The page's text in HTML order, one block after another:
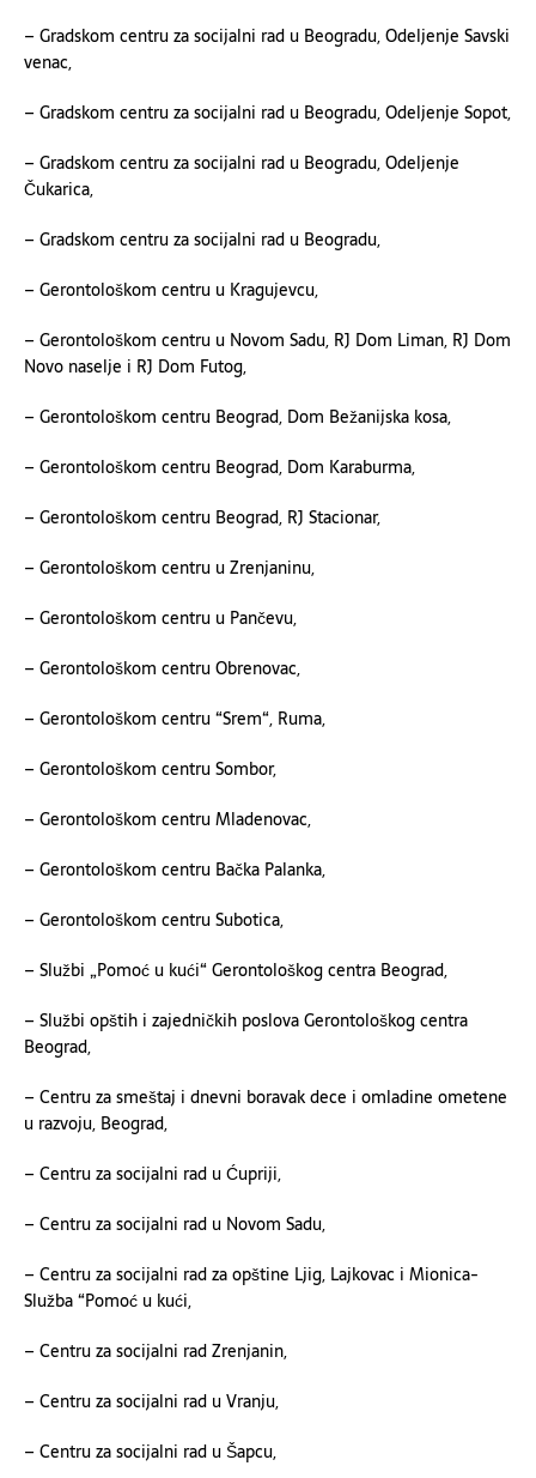
– Gradskom centru za socijalni rad u Beogradu, Odeljenje Savski
venac,
– Gradskom centru za socijalni rad u Beogradu, Odeljenje Sopot,
– Gradskom centru za socijalni rad u Beogradu, Odeljenje
Čukarica,
– Gradskom centru za socijalni rad u Beogradu,
– Gerontološkom centru u Kragujevcu,
– Gerontološkom centru u Novom Sadu, RJ Dom Liman, RJ Dom
Novo naselje i RJ Dom Futog,
– Gerontološkom centru Beograd, Dom Bežanijska kosa,
– Gerontološkom centru Beograd, Dom Karaburma,
– Gerontološkom centru Beograd, RJ Stacionar,
– Gerontološkom centru u Zrenjaninu,
– Gerontološkom centru u Pančevu,
– Gerontološkom centru Obrenovac,
– Gerontološkom centru “Srem“, Ruma,
– Gerontološkom centru Sombor,
– Gerontološkom centru Mladenovac,
– Gerontološkom centru Bačka Palanka,
– Gerontološkom centru Subotica,
– Službi „Pomoć u kući“Gerontološkog centra Beograd,
– Službi opštih i zajedničkih poslova Gerontološkog centra
Beograd,
– Centru za smeštaj i dnevni boravak dece i omladine ometene
u razvoju, Beograd,
– Centru za socijalni rad u Ćupriji,
– Centru za socijalni rad u Novom Sadu,
– Centru za socijalni rad za opštine Ljig, Lajkovac i Mionica-
Služba “Pomoć u kući,
– Centru za socijalni rad Zrenjanin,
– Centru za socijalni rad u Vranju,
– Centru za socijalni rad u Šapcu,